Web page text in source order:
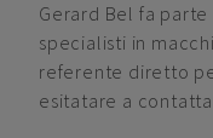
Gerard Bel fa
specialisti in
referente diretto
esitatare a